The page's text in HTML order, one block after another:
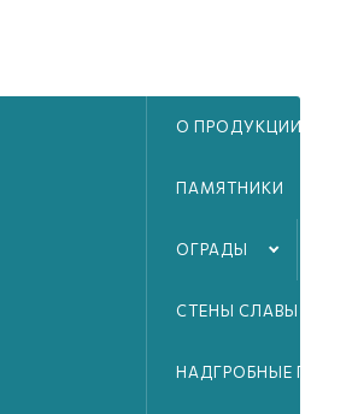
О ПРОДУКЦИИ
ПАМЯТНИКИ
ОГРАДЫ
СТЕНЫ СЛАВЫ ВОВ
НАДГРОБНЫЕ ПЛИТЫ